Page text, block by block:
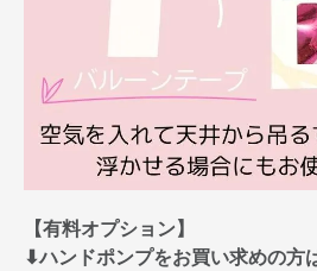
【有料オプション】
⬇︎ハンドポンプをお買い求めの方